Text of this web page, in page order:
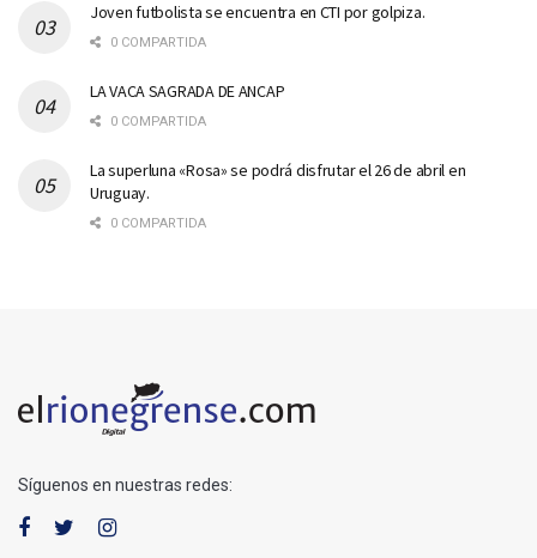
Joven futbolista se encuentra en CTI por golpiza.
0 COMPARTIDA
LA VACA SAGRADA DE ANCAP
0 COMPARTIDA
La superluna «Rosa» se podrá disfrutar el 26 de abril en
Uruguay.
0 COMPARTIDA
Síguenos en nuestras redes: